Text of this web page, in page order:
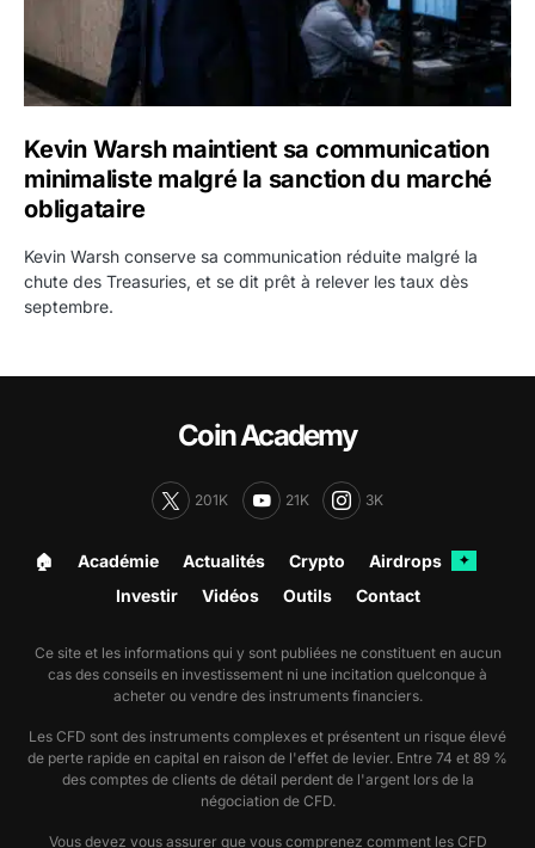
Kevin Warsh maintient sa communication
minimaliste malgré la sanction du marché
obligataire
Kevin Warsh conserve sa communication réduite malgré la
chute des Treasuries, et se dit prêt à relever les taux dès
septembre.
Coin Academy
201K 21K 3K
🏠︎ Académie Actualités Crypto Airdrops ✦
Investir Vidéos Outils Contact
Ce site et les informations qui y sont publiées ne constituent en aucun
cas des conseils en investissement ni une incitation quelconque à
acheter ou vendre des instruments financiers.
Les CFD sont des instruments complexes et présentent un risque élevé
de perte rapide en capital en raison de l'effet de levier. Entre 74 et 89 %
des comptes de clients de détail perdent de l'argent lors de la
négociation de CFD.
Vous devez vous assurer que vous comprenez comment les CFD